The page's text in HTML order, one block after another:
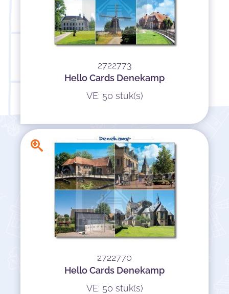
2722773
Hello Cards Denekamp
VE: 50 stuk(s)
2722770
Hello Cards Denekamp
VE: 50 stuk(s)